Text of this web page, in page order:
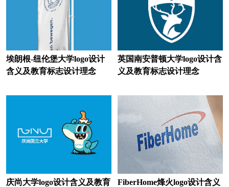
奶粉logo设计
女鞋logo设计
男装logo设计 女装logo设计
农业科学院logo设计
农业大学logo设计 农业logo设计
欧洲银行logo设计 欧洲城市logo设计
埃朗根-纽伦堡大学logo设计
含义及教育标志设计理念
英国南安普顿大学logo设计含
义及教育标志设计理念
庆尚大学logo设计含义及教育
FiberHome烽火logo设计含义